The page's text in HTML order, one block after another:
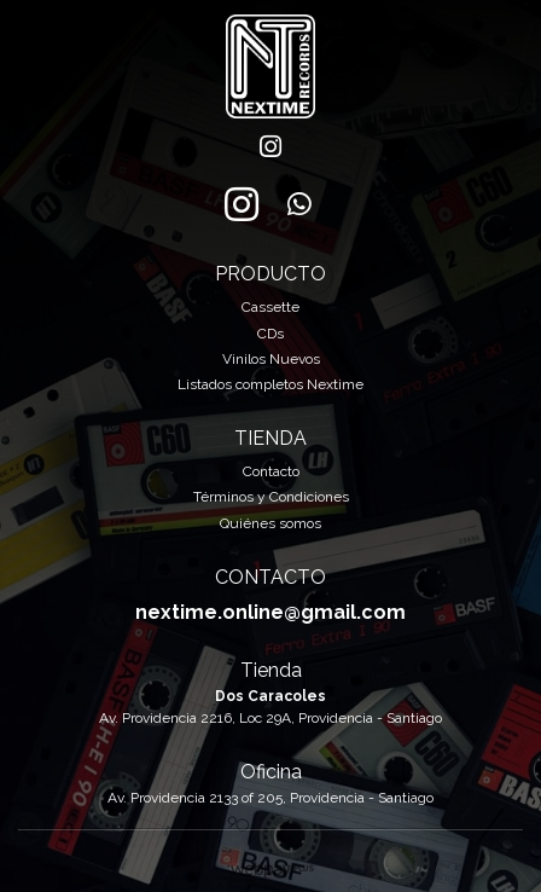
PRODUCTO
Cassette
CDs
Vinilos Nuevos
Listados completos Nextime
TIENDA
Contacto
Términos y Condiciones
Quiénes somos
CONTACTO
nextime.online@gmail.com
Tienda
Dos Caracoles
Av. Providencia 2216, Loc 29A, Providencia - Santiago
Oficina
Av. Providencia 2133 of 205, Providencia - Santiago